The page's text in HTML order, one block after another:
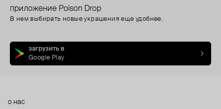
приложение Poison Drop
В нем выбирать новые украшения еще удобнее.
загрузить в
Google Play
о нас